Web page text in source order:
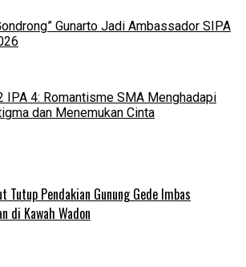
Gunarto Jadi Ambassador SIPA
IPA 4: Romantisme SMA Menghadapi
dan Menemukan Cinta
Tutup Pendakian Gunung Gede Imbas
di Kawah Wadon